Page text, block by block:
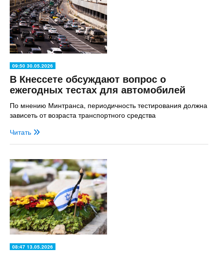
09:50 30.05.2026
В Кнессете обсуждают вопрос о
ежегодных тестах для автомобилей
По мнению Минтранса, периодичность тестирования должна
зависеть от возраста транспортного средства
Читать
08:47 13.05.2026